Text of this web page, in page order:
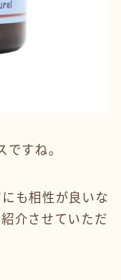
すね。
も相性が良いな
介させていただ